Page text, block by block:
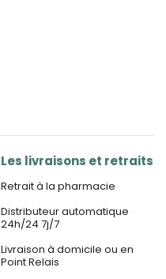
Les livraisons et retraits
Retrait à la pharmacie
Distributeur automatique
24h/24 7j/7
Livraison à domicile ou en
Point Relais